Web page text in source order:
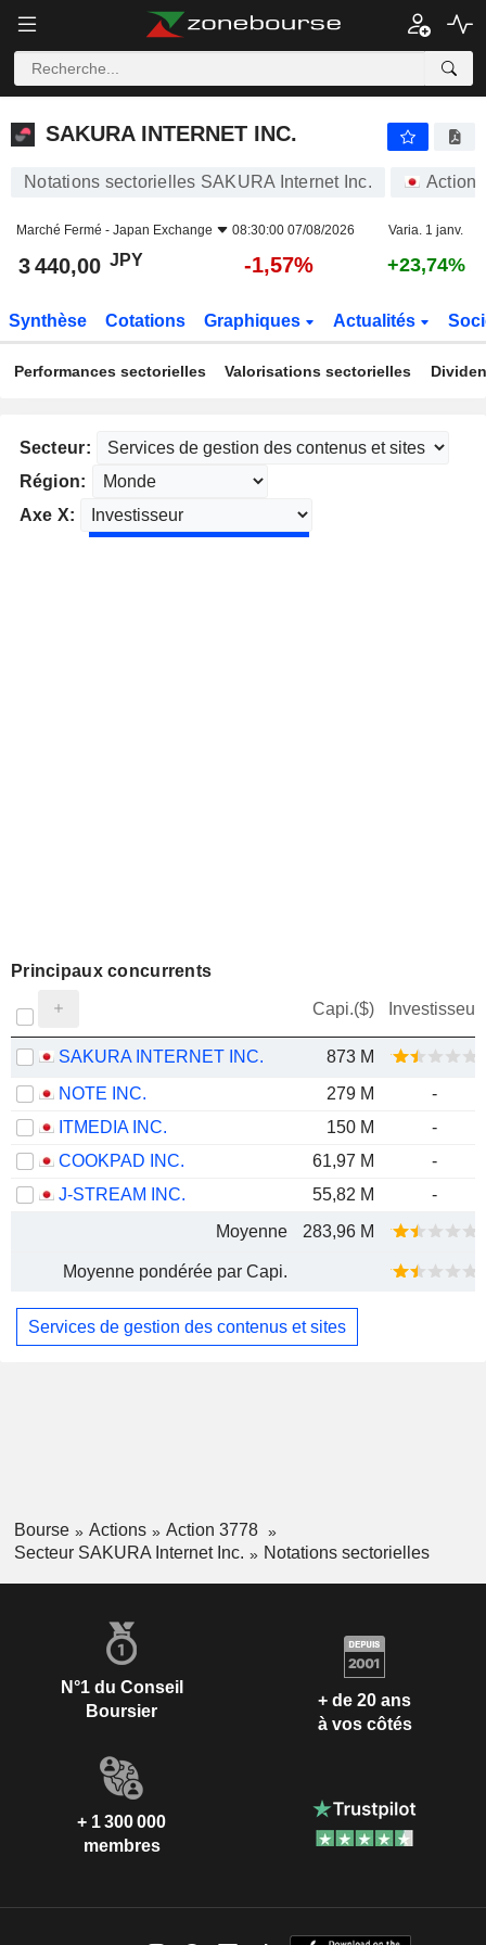
SAKURA INTERNET INC.
SAKURA INTERNET INC.
Notations sectorielles SAKURA Internet Inc. Actions
Marché Fermé - Japan Exchange 08:30:00 07/08/2026 Varia. 1 janv.
3 440,00 JPY -1,57% +23,74%
Synthèse Cotations Graphiques Actualités
Performances sectorielles Valorisations sectorielles
Secteur:
Région:
Axe X:
Principaux concurrents
Capi.($) Investisseur
SAKURA INTERNET INC.
873 M
NOTE INC.
279 M
-
ITMEDIA INC.
150 M
-
COOKPAD INC.
61,97 M
-
J-STREAM INC.
55,82 M
-
Moyenne
283,96 M
Moyenne pondérée par Capi.
Services de gestion des contenus et sites
Bourse Actions
Action 3778
Secteur SAKURA Internet Inc.
Notations sectorielles
N°1 du Conseil
Boursier
+ de 20 ans
à vos côtés
+ 1 300 000
membres